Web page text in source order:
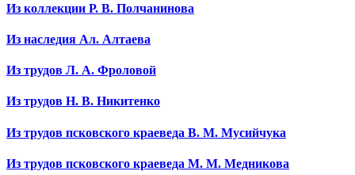
Из коллекции Р. В. Полчанинова
Из наследия Ал. Алтаева
Из трудов Л. А. Фроловой
Из трудов Н. В. Никитенко
Из трудов псковского краеведа В. М. Мусийчука
Из трудов псковского краеведа М. М. Медникова